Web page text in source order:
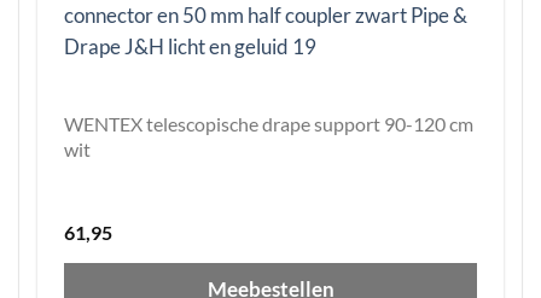
WENTEX telescopische drape support 90-120 cm
wit
61,95
Meebestellen